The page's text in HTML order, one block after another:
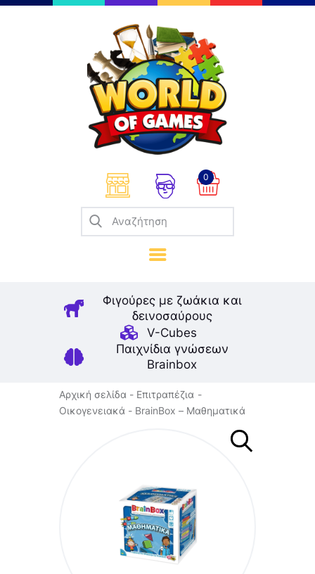
0
Φιγούρες με ζωάκια και
δεινοσαύρους
V-Cubes
Παιχνίδια γνώσεων
Brainbox
Επιτραπέζια
Παζλ
Παιχνίδια Καρτών
Σπαζοκεφαλιές
Κατασκευές
Καλλιτεχνικά
Μοντελισμός
Βιβλία
Παιχνίδια Ρόλων
Αρχική σελίδα
Επιτραπέζια
Οικογενειακά
BrainBox – Μαθηματικά